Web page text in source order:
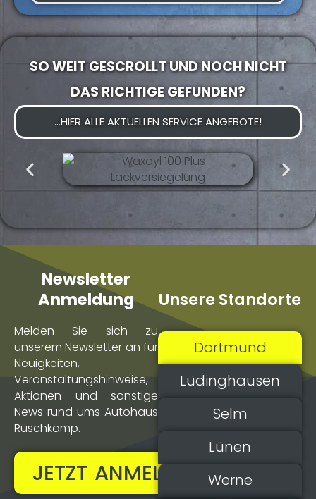
SO WEIT GESCROLLT UND NOCH NICHT
DAS RICHTIGE GEFUNDEN?
...HIER ALLE AKTUELLEN SERVICE ANGEBOTE!
Newsletter
Anmeldung
Melden Sie sich zu
unserem Newsletter an für
Neuigkeiten,
Veranstaltungs­hinweise,
Aktionen und sonstige
News rund ums Autohaus
Rüschkamp.
JETZT ANMELDEN!
Unsere Standorte
Dortmund
Lüdinghausen
Selm
Lünen
Werne